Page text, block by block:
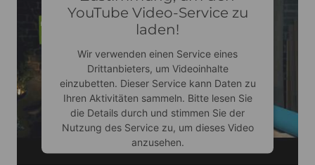
YouTube Video-Service zu
laden!
Wir verwenden einen Service eines
Drittanbieters, um Videoinhalte
einzubetten. Dieser Service kann Daten zu
Ihren Aktivitäten sammeln. Bitte lesen Sie
die Details durch und stimmen Sie der
Nutzung des Service zu, um dieses Video
anzusehen.